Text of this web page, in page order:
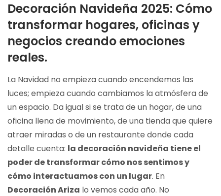
Decoración Navideña 2025: Cómo
transformar hogares, oficinas y
negocios creando emociones
reales.
La Navidad no empieza cuando encendemos las
luces; empieza cuando cambiamos la atmósfera de
un espacio. Da igual si se trata de un hogar, de una
oficina llena de movimiento, de una tienda que quiere
atraer miradas o de un restaurante donde cada
detalle cuenta: la decoración navideña tiene el
poder de transformar cómo nos sentimos y
cómo interactuamos con un lugar. En
Decoración Ariza lo vemos cada año. No